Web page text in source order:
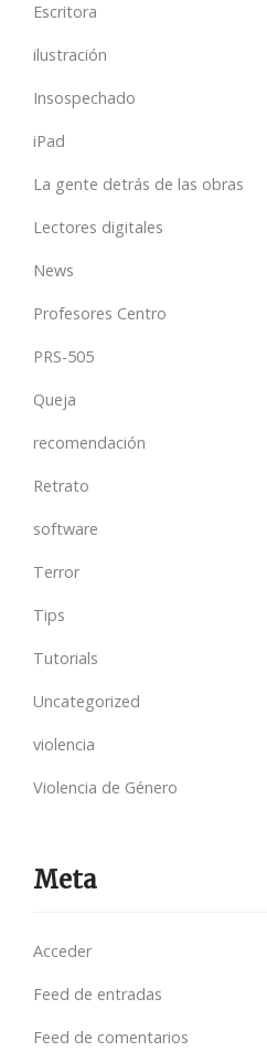
Escritora
ilustración
Insospechado
iPad
La gente detrás de las obras
Lectores digitales
News
Profesores Centro
PRS-505
Queja
recomendación
Retrato
software
Terror
Tips
Tutorials
Uncategorized
violencia
Violencia de Género
Meta
Acceder
Feed de entradas
Feed de comentarios